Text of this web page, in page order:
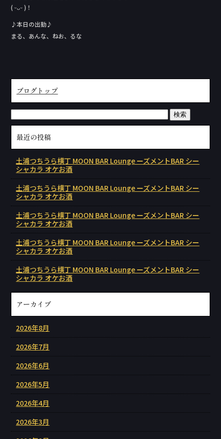
( ᵕᴗᵕ )！
♪本日の出勤♪
まる、あんな、ねお、るな
ブログトップ
最近の投稿
土浦つちうら横丁 MOON BAR Lounge ーズメントBAR シー
シャカラ オケお酒
土浦つちうら横丁 MOON BAR Lounge ーズメントBAR シー
シャカラ オケお酒
土浦つちうら横丁 MOON BAR Lounge ーズメントBAR シー
シャカラ オケお酒
土浦つちうら横丁 MOON BAR Lounge ーズメントBAR シー
シャカラ オケお酒
土浦つちうら横丁 MOON BAR Lounge ーズメントBAR シー
シャカラ オケお酒
アーカイブ
2026年8月
2026年7月
2026年6月
2026年5月
2026年4月
2026年3月